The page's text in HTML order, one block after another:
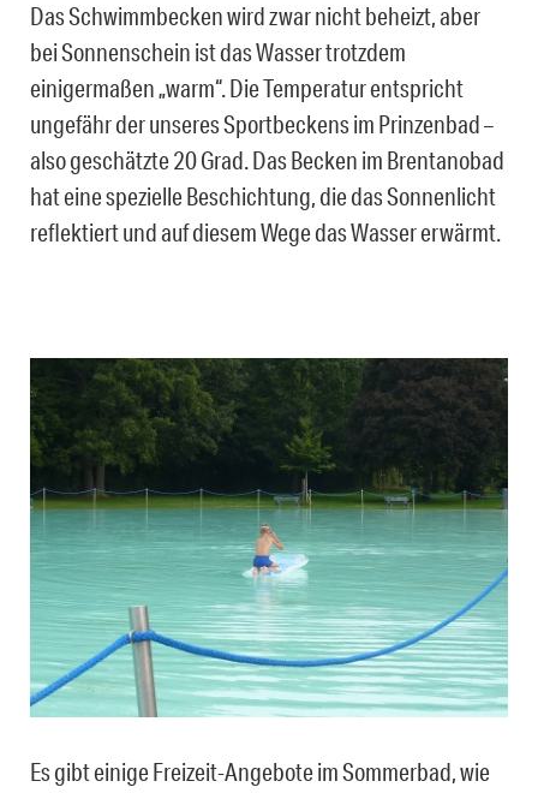
Das Schwimmbecken wird zwar nicht beheizt, aber
bei Sonnenschein ist das Wasser trotzdem
einigermaßen „warm“. Die Temperatur entspricht
ungefähr der unseres Sportbeckens im Prinzenbad –
also geschätzte 20 Grad. Das Becken im Brentanobad
hat eine spezielle Beschichtung, die das Sonnenlicht
reflektiert und auf diesem Wege das Wasser erwärmt.
Es gibt einige Freizeit-Angebote im Sommerbad, wie